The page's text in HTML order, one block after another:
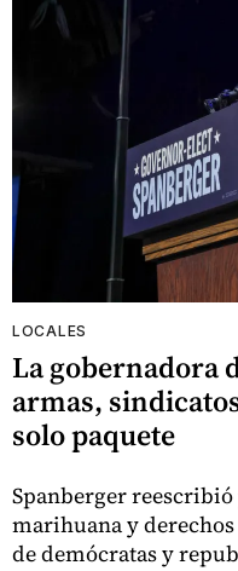
LOCALES
La gobernadora
armas,
solo paquete
Spanberger
marihuana y
de demócratas y